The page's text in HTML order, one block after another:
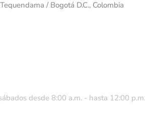
/ Bogotá D.C., Colombia
desde 8:00 a.m. - hasta 12:00 p.m.